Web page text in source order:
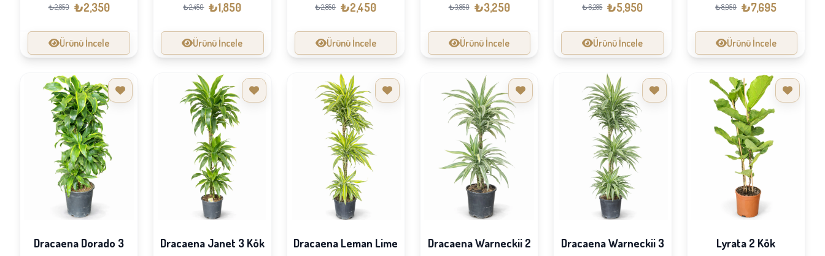
₺2,850 ₺2,350
Ürünü İncele
₺2,450 ₺1,850
Ürünü İncele
₺2,850 ₺2,450
Ürünü İncele
₺3,850 ₺3,250
Ürünü İncele
₺6,285 ₺5,950
Ürünü İncele
₺8,950 ₺7,695
Ürünü İncele
Dracaena Dorado 3
Dracaena Janet 3 Kök
Dracaena Leman Lime
Dracaena Warneckii 2
Dracaena Warneckii 3
Lyrata 2 Kök